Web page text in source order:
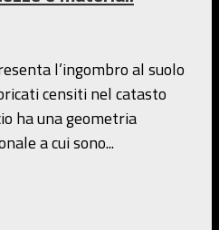
l’ingombro al suolo
censiti nel catasto
ha una geometria
a cui sono...